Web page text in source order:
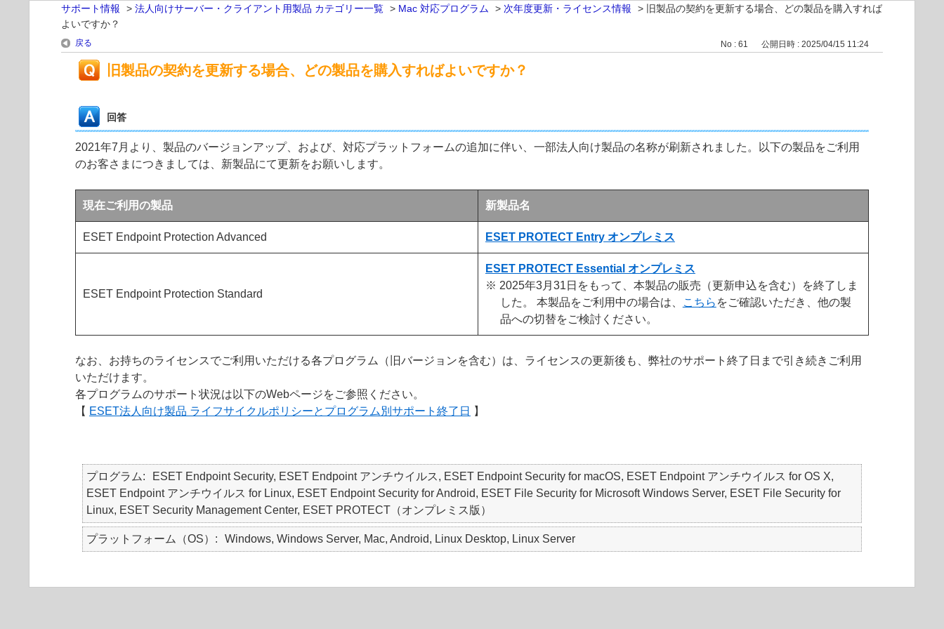
サポート情報 > 法人向けサーバー・クライアント用製品 カテゴリー一覧 > Mac 対応プログラム > 次年度更新・ライセンス情報 > 旧製品の契約を更新する場合、どの製品を購入すれば
よいですか？
戻る No : 61 公開日時 : 2025/04/15 11:24
旧製品の契約を更新する場合、どの製品を購入すればよいですか？
回答
2021年7月より、製品のバージョンアップ、および、対応プラットフォームの追加に伴い、一部法人向け製品の名称が刷新されました。以下の製品をご利用
のお客さまにつきましては、新製品にて更新をお願いします。
現在ご利用の製品 新製品名
ESET Endpoint Protection Advanced ESET PROTECT Entry オンプレミス
ESET Endpoint Protection Standard
ESET PROTECT Essential オンプレミス
※ 2025年3月31日をもって、本製品の販売（更新申込を含む）を終了しま
した。 本製品をご利用中の場合は、
こちら をご確認いただき、他の製
品への切替をご検討ください。
なお、お持ちのライセンスでご利用いただける各プログラム（旧バージョンを含む）は、ライセンスの更新後も、弊社のサポート終了日まで引き続きご利用
いただけます。
各プログラムのサポート状況は以下のWebページをご参照ください。
【 ESET法人向け製品 ライフサイクルポリシーとプログラム別サポート終了日 】
プログラム
ESET Endpoint Security, ESET Endpoint アンチウイルス, ESET Endpoint Security for macOS, ESET Endpoint アンチウイルス for OS X,
ESET Endpoint アンチウイルス for Linux, ESET Endpoint Security for Android, ESET File Security for Microsoft Windows Server, ESET File Security for
Linux, ESET Security Management Center, ESET PROTECT（オンプレミス版）
プラットフォーム（OS） Windows, Windows Server, Mac, Android, Linux Desktop, Linux Server